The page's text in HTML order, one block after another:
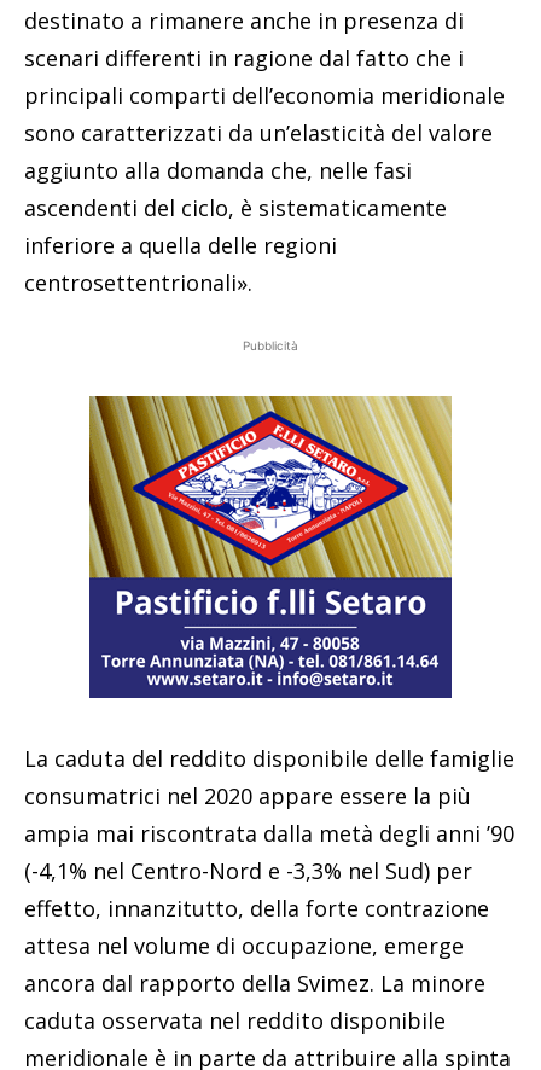
destinato a rimanere anche in presenza di
scenari differenti in ragione dal fatto che i
principali comparti dell’economia meridionale
sono caratterizzati da un’elasticità del valore
aggiunto alla domanda che, nelle fasi
ascendenti del ciclo, è sistematicamente
inferiore a quella delle regioni
centrosettentrionali».
Pubblicità
La caduta del reddito disponibile delle famiglie
consumatrici nel 2020 appare essere la più
ampia mai riscontrata dalla metà degli anni ’90
(-4,1% nel Centro-Nord e -3,3% nel Sud) per
effetto, innanzitutto, della forte contrazione
attesa nel volume di occupazione, emerge
ancora dal rapporto della Svimez. La minore
caduta osservata nel reddito disponibile
meridionale è in parte da attribuire alla spinta